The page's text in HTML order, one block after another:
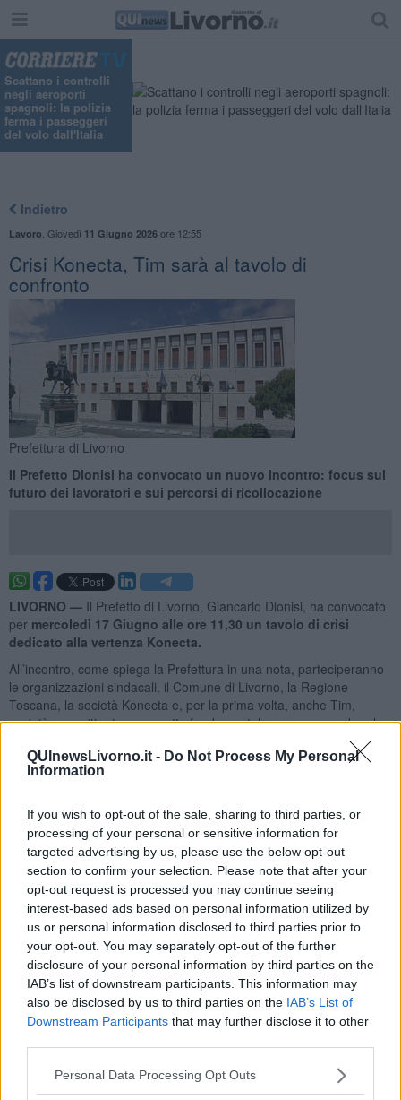
QUInewsLivorno.it - Do Not Process My Personal
Information
If you wish to opt-out of the sale, sharing to third parties, or
processing of your personal or sensitive information for
targeted advertising by us, please use the below opt-out
section to confirm your selection. Please note that after your
opt-out request is processed you may continue seeing
interest-based ads based on personal information utilized by
us or personal information disclosed to third parties prior to
your opt-out. You may separately opt-out of the further
disclosure of your personal information by third parties on the
IAB’s list of downstream participants. This information may
also be disclosed by us to third parties on the IAB’s List of
Downstream Participants that may further disclose it to other
Personal Data Processing Opt Outs
Scattano i controlli
negli aeroporti
spagnoli: la polizia
ferma i passeggeri
del volo dall'Italia
Indietro
Lavoro Giovedì 11 Giugno 2026ore 12:55
Crisi Konecta, Tim sarà al tavolo di
confronto
Prefettura di Livorno
Il Prefetto Dionisi ha convocato un nuovo incontro: focus sul
futuro dei lavoratori e sui percorsi di ricollocazione
LIVORNO — Il Prefetto di Livorno, Giancarlo Dionisi, ha convocato
per mercoledì 17 Giugno alle ore 11,30 un tavolo di crisi
dedicato alla vertenza Konecta.
All’incontro, come spiega la Prefettura in una nota, parteciperanno
le organizzazioni sindacali, il Comune di Livorno, la Regione
Toscana, la società Konecta e, per la prima volta, anche Tim,
società committente e soggetto fondamentale per comprendere le
prospettive future delle attività oggi svolte presso il sito livornese.
"Ho ritenuto particolarmente importante la presenza di Tim –
dichiara il Prefetto Dionisi– perché ènecessario comprendere
con chiarezza quali siano le prospettive industriali future e
quali possano essere le conseguenze sulle commesse e
quindi sull’occupazione".
L’obiettivo del tavolo sarà duplice: da un lato acquisire un quadro
più preciso delleprospettive lavorative dei 76 dipendenti
interessati dalla vertenza,dall’altroiniziare a valutare possibili
percorsi di ricollocazione per coloro che dovessero averne
necessità.
"Dobbiamo capire con precisione di quante persone stiamo
percorsi abbiano già eventualmente intrapreso e quali strumenti
possano essere attivati per favorire nuove opportunità
occupazionali" spiega il Prefetto.